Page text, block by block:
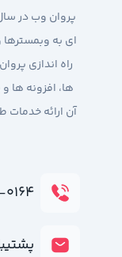
ای به
راه اندازی
ها، افزونه ها
آن ارائه
۰۹۳۶-